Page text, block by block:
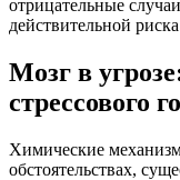
отрицательные
действительной
Мозг в
стрессового
Химические
обстоятельствах,